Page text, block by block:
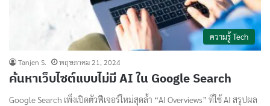
ความรู้ Tech
Tanjen S. พฤษภาคม 21, 2024
ค้นหาเว็บไซต์แบบไม่มี AI ใน Google Search
Google Search เพิ่งเปิดตัวฟีเจอร์ใหม่สุดล้ำ “AI Overviews” ที่ใช้ AI สรุปผล